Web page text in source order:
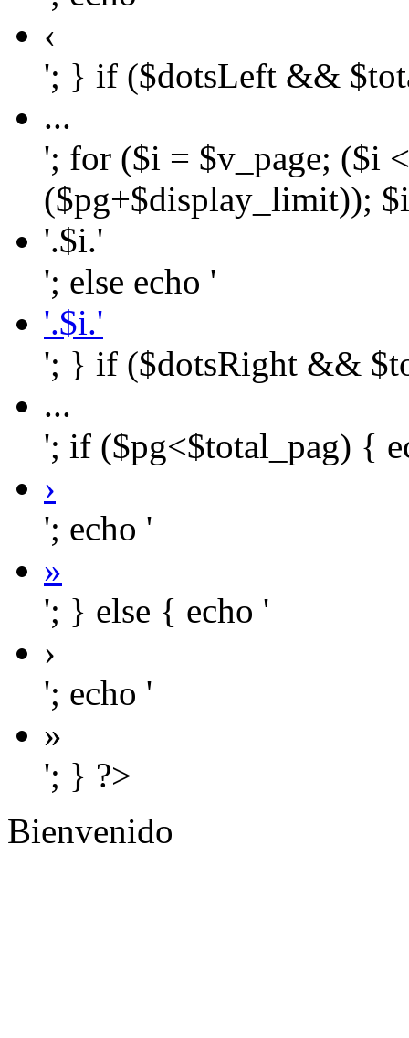
‹
'; } if ($dotsLeft &&
...
'; for ($i = $v_page; ($i
($pg+$display_limit));
'.$i.'
'; else echo '
'.$i.'
'; } if ($dotsRight &&
...
'; if ($pg<$total_pag) {
›
'; echo '
»
'; } else { echo '
›
'; echo '
»
'; } ?>
Bienvenido